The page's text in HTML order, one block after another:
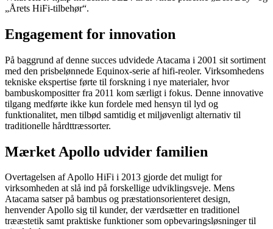
„Årets HiFi-tilbehør“.
Engagement for innovation
På baggrund af denne succes udvidede Atacama i 2001 sit sortiment
med den prisbelønnede Equinox-serie af hifi-reoler. Virksomhedens
tekniske ekspertise førte til forskning i nye materialer, hvor
bambuskompositter fra 2011 kom særligt i fokus. Denne innovative
tilgang medførte ikke kun fordele med hensyn til lyd og
funktionalitet, men tilbød samtidig et miljøvenligt alternativ til
traditionelle hårdttræssorter.
Mærket Apollo udvider familien
Overtagelsen af Apollo HiFi i 2013 gjorde det muligt for
virksomheden at slå ind på forskellige udviklingsveje. Mens
Atacama satser på bambus og præstationsorienteret design,
henvender Apollo sig til kunder, der værdsætter en traditionel
trææstetik samt praktiske funktioner som opbevaringsløsninger til